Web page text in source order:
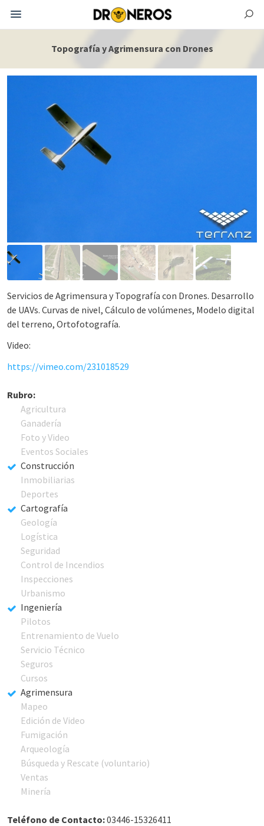
Topografía y Agrimensura con Drones
Servicios de Agrimensura y Topografía con Drones. Desarrollo
de UAVs. Curvas de nivel, Cálculo de volúmenes, Modelo digital
del terreno, Ortofotografía.
Video:
https://vimeo.com/231018529
Rubro:
Agricultura
Ganadería
Foto y Video
Eventos Sociales
Construcción
Inmobiliarias
Deportes
Cartografía
Geología
Logística
Seguridad
Control de Incendios
Inspecciones
Urbanismo
Ingeniería
Pilotos
Entrenamiento de Vuelo
Servicio Técnico
Seguros
Cursos
Agrimensura
Mapeo
Edición de Video
Fumigación
Arqueología
Búsqueda y Rescate (voluntario)
Ventas
Minería
Teléfono de Contacto:03446-15326411